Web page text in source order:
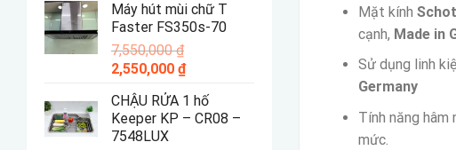
là:
9,550,000 ₫.
tại
là:
Máy hút mùi chữ T
Faster FS350s-70
7,550,000₫
Giá
là:
7,550,000 ₫.
2,550,000 ₫Giá
tại
là:
CHẬU RỬA 1 hố
Keeper KP – CR08 –
7548LUX
Mặt kính
cạnh, Made in
Sử dụng linh
Germany
Tính năng hâm
mức.